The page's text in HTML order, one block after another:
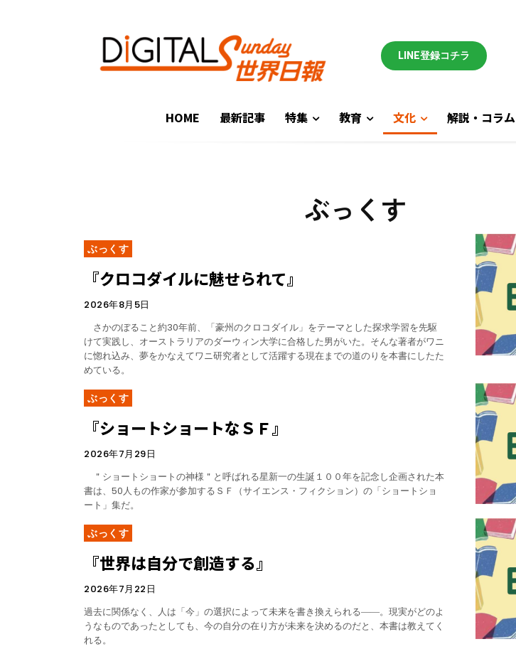
LINE登録コチラ
HOME 最新記事 特集 教育 文化 解説・コラム
ぶっくす
ぶっくす
『クロコダイルに魅せられて』
2026年8月5日
さかのぼること約30年前、「豪州のクロコダイル」をテーマとした探求学習を先駆
けて実践し、オーストラリアのダーウィン大学に合格した男がいた。そんな著者がワニ
に惚れ込み、夢をかなえてワニ研究者として活躍する現在までの道のりを本書にしたた
めている。
ぶっくす
『ショートショートなＳＦ』
2026年7月29日
＂ショートショートの神様＂と呼ばれる星新一の生誕１００年を記念し企画された本
書は、50人もの作家が参加するＳＦ（サイエンス・フィクション）の「ショートショ
ート」集だ。
ぶっくす
『世界は自分で創造する』
2026年7月22日
過去に関係なく、人は「今」の選択によって未来を書き換えられる――。現実がどのよ
うなものであったとしても、今の自分の在り方が未来を決めるのだと、本書は教えてく
れる。